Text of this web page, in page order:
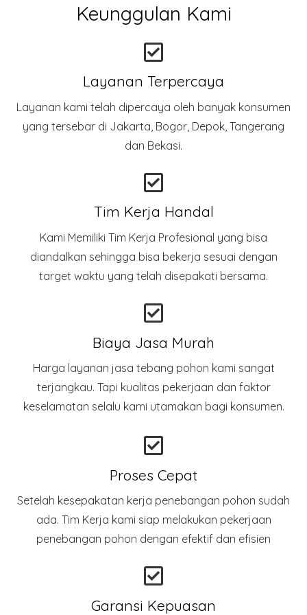
Keunggulan Kami
Layanan Terpercaya
Layanan kami telah dipercaya oleh banyak konsumen
yang tersebar di Jakarta, Bogor, Depok, Tangerang
dan Bekasi.
Tim Kerja Handal
Kami Memiliki Tim Kerja Profesional yang bisa
diandalkan sehingga bisa bekerja sesuai dengan
target waktu yang telah disepakati bersama.
Biaya Jasa Murah
Harga layanan jasa tebang pohon kami sangat
terjangkau. Tapi kualitas pekerjaan dan faktor
keselamatan selalu kami utamakan bagi konsumen.
Proses Cepat
Setelah kesepakatan kerja penebangan pohon sudah
ada. Tim Kerja kami siap melakukan pekerjaan
penebangan pohon dengan efektif dan efisien
Garansi Kepuasan